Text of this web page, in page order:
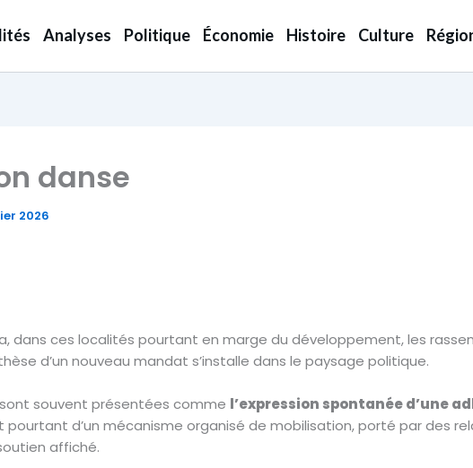
Analyses Politique Économie Histoire Culture
danse
2026
dans ces localités pourtant en marge du développement, les
d’un nouveau mandat s’installe dans le paysage politique.
souvent présentées comme l’expression spontanée d’une
pourtant d’un mécanisme organisé de mobilisation, porté par des
affiché.